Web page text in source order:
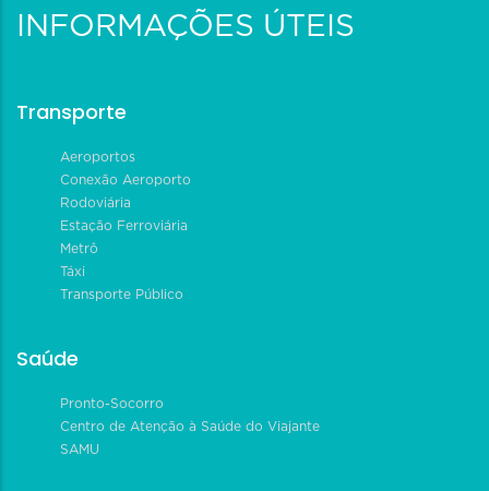
INFORMAÇÕES ÚTEIS
Transporte
Aeroportos
Conexão Aeroporto
Rodoviária
Estação Ferroviária
Metrô
Táxi
Transporte Público
Saúde
Pronto-Socorro
Centro de Atenção à Saúde do Viajante
SAMU